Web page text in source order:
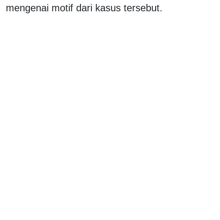
mengenai motif dari kasus tersebut.